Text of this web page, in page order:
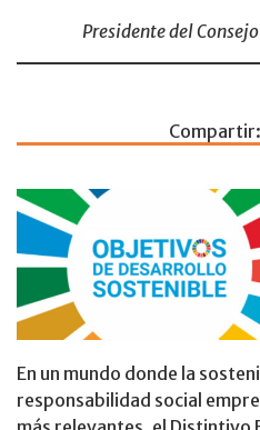
Presidente del
Compartir:
En un mundo donde la
responsabilidad social